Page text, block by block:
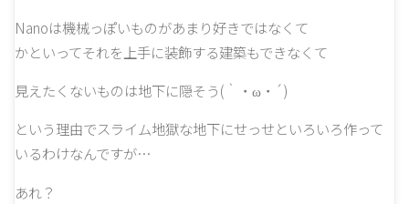
Nanoは機械っぽいものがあまり好きではなくて
かといってそれを上手に装飾する建築もできなくて
見えたくないものは地下に隠そう(｀・ω・´)
という理由でスライム地獄な地下にせっせといろいろ作って
いるわけなんですが…
あれ？